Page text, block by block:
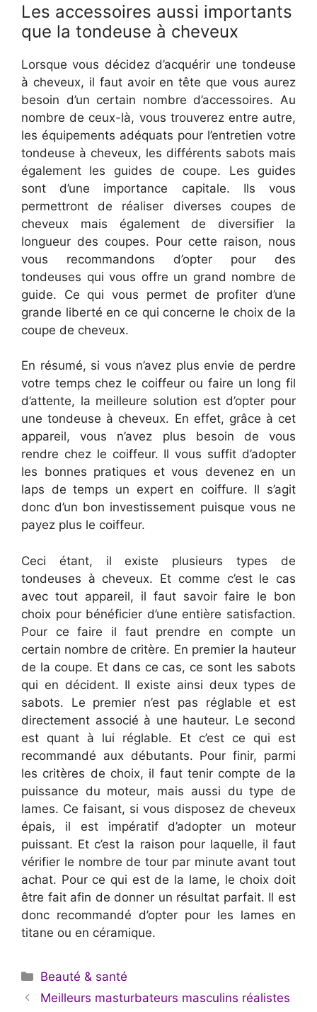
Les accessoires aussi importants
que la tondeuse à cheveux
Lorsque vous décidez d’acquérir une tondeuse
à cheveux, il faut avoir en tête que vous aurez
besoin d’un certain nombre d’accessoires. Au
nombre de ceux-là, vous trouverez entre autre,
les équipements adéquats pour l’entretien votre
tondeuse à cheveux, les différents sabots mais
également les guides de coupe. Les guides
sont d’une importance capitale. Ils vous
permettront de réaliser diverses coupes de
cheveux mais également de diversifier la
longueur des coupes. Pour cette raison, nous
vous recommandons d’opter pour des
tondeuses qui vous offre un grand nombre de
guide. Ce qui vous permet de profiter d’une
grande liberté en ce qui concerne le choix de la
coupe de cheveux.
En résumé, si vous n’avez plus envie de perdre
votre temps chez le coiffeur ou faire un long fil
d’attente, la meilleure solution est d’opter pour
une tondeuse à cheveux. En effet, grâce à cet
appareil, vous n’avez plus besoin de vous
rendre chez le coiffeur. Il vous suffit d’adopter
les bonnes pratiques et vous devenez en un
laps de temps un expert en coiffure. Il s’agit
donc d’un bon investissement puisque vous ne
payez plus le coiffeur.
Ceci étant, il existe plusieurs types de
tondeuses à cheveux. Et comme c’est le cas
avec tout appareil, il faut savoir faire le bon
choix pour bénéficier d’une entière satisfaction.
Pour ce faire il faut prendre en compte un
certain nombre de critère. En premier la hauteur
de la coupe. Et dans ce cas, ce sont les sabots
qui en décident. Il existe ainsi deux types de
sabots. Le premier n’est pas réglable et est
directement associé à une hauteur. Le second
est quant à lui réglable. Et c’est ce qui est
recommandé aux débutants. Pour finir, parmi
les critères de choix, il faut tenir compte de la
puissance du moteur, mais aussi du type de
lames. Ce faisant, si vous disposez de cheveux
épais, il est impératif d’adopter un moteur
puissant. Et c’est la raison pour laquelle, il faut
vérifier le nombre de tour par minute avant tout
achat. Pour ce qui est de la lame, le choix doit
être fait afin de donner un résultat parfait. Il est
donc recommandé d’opter pour les lames en
titane ou en céramique.
Catégories
Beauté & santé
Meilleurs masturbateurs masculins réalistes